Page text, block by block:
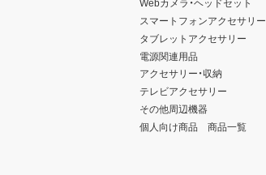
スマートフォンアクセサリー
タブレットアクセサリー
電源関連用品
アクセサリー・収納
テレビアクセサリー
その他周辺機器
個人向け商品 商品一覧